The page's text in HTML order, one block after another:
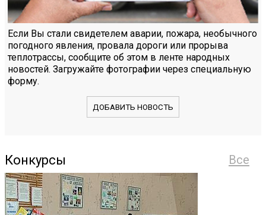
Если Вы стали свидетелем аварии, пожара, необычного
погодного явления, провала дороги или прорыва
теплотрассы, сообщите об этом в ленте народных
новостей. Загружайте фотографии через специальную
форму.
ДОБАВИТЬ НОВОСТЬ
Все
Конкурсы